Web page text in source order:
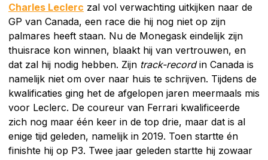
Charles Leclerc zal vol verwachting uitkijken naar de
GP van Canada, een race die hij nog niet op zijn
palmares heeft staan. Nu de Monegask eindelijk zijn
thuisrace kon winnen, blaakt hij van vertrouwen, en
dat zal hij nodig hebben. Zijn track-recordin Canada is
namelijk niet om over naar huis te schrijven. Tijdens de
kwalificaties ging het de afgelopen jaren meermaals mis
voor Leclerc. De coureur van Ferrari kwalificeerde
zich nog maar één keer in de top drie, maar dat is al
enige tijd geleden, namelijk in 2019. Toen startte én
finishte hij op P3. Twee jaar geleden startte hij zowaar